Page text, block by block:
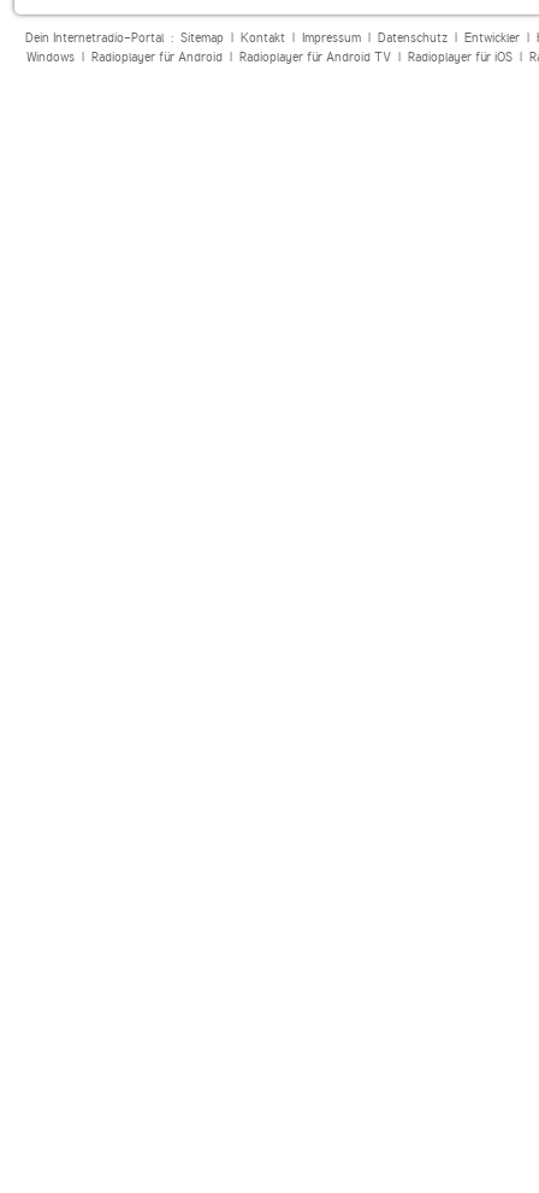
Dein Internetradio-Portal : Sitemap| Kontakt| Impressum| Datenschutz| Entwickler|
Windows| Radioplayer für Android| Radioplayer für Android TV| Radioplayer für iOS|